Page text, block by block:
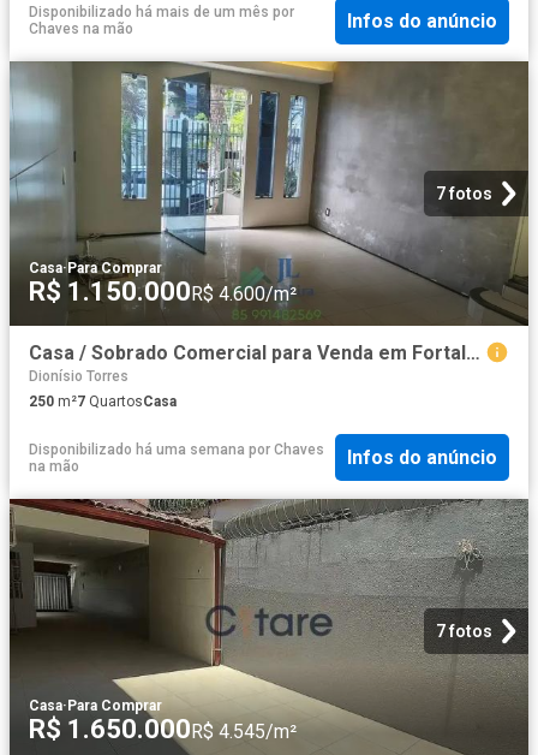
Disponibilizado há mais de um mês por
Chaves na mão
Infos do anúncio
7 fotos
Casa· Para Comprar
R$ 1.150.000 R$ 4.600/m²
Casa / Sobrado Comercial para Venda em Fortaleza/CE Joaquim Távora 7 Quartos
Dionísio Torres
250 m²7 QuartosCasa
Disponibilizado há uma semana por Chaves
na mão
Infos do anúncio
7 fotos
Casa·Para Comprar
R$ 1.650.000R$ 4.545/m²